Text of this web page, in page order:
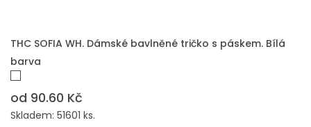
THC SOFIA WH. Dámské bavlněné tričko s páskem. Bílá
barva
od 90.60 Kč
Skladem: 51601 ks.